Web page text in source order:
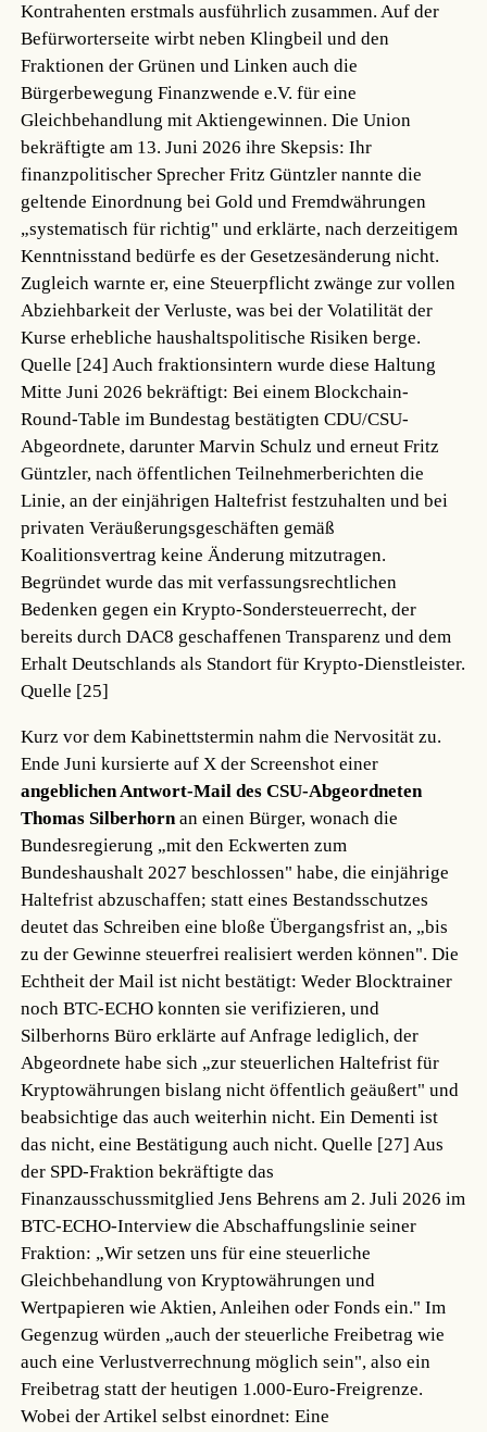
Kontrahenten erstmals ausführlich zusammen. Auf der
Befürworterseite wirbt neben Klingbeil und den
Fraktionen der Grünen und Linken auch die
Bürgerbewegung Finanzwende e.V. für eine
Gleichbehandlung mit Aktiengewinnen. Die Union
bekräftigte am 13. Juni 2026 ihre Skepsis: Ihr
finanzpolitischer Sprecher Fritz Güntzler nannte die
geltende Einordnung bei Gold und Fremdwährungen
„systematisch für richtig" und erklärte, nach derzeitigem
Kenntnisstand bedürfe es der Gesetzesänderung nicht.
Zugleich warnte er, eine Steuerpflicht zwänge zur vollen
Abziehbarkeit der Verluste, was bei der Volatilität der
Kurse erhebliche haushaltspolitische Risiken berge.
Quelle [24] Auch fraktionsintern wurde diese Haltung
Mitte Juni 2026 bekräftigt: Bei einem Blockchain-
Round-Table im Bundestag bestätigten CDU/CSU-
Abgeordnete, darunter Marvin Schulz und erneut Fritz
Güntzler, nach öffentlichen Teilnehmerberichten die
Linie, an der einjährigen Haltefrist festzuhalten und bei
privaten Veräußerungsgeschäften gemäß
Koalitionsvertrag keine Änderung mitzutragen.
Begründet wurde das mit verfassungsrechtlichen
Bedenken gegen ein Krypto-Sondersteuerrecht, der
bereits durch DAC8 geschaffenen Transparenz und dem
Erhalt Deutschlands als Standort für Krypto-Dienstleister.
Quelle [25]
Kurz vor dem Kabinettstermin nahm die Nervosität zu.
Ende Juni kursierte auf X der Screenshot einer
angeblichen Antwort-Mail des CSU-Abgeordneten
Thomas Silberhornan einen Bürger, wonach die
Bundesregierung „mit den Eckwerten zum
Bundeshaushalt 2027 beschlossen" habe, die einjährige
Haltefrist abzuschaffen; statt eines Bestandsschutzes
deutet das Schreiben eine bloße Übergangsfrist an, „bis
zu der Gewinne steuerfrei realisiert werden können". Die
Echtheit der Mail ist nicht bestätigt: Weder Blocktrainer
noch BTC-ECHO konnten sie verifizieren, und
Silberhorns Büro erklärte auf Anfrage lediglich, der
Abgeordnete habe sich „zur steuerlichen Haltefrist für
Kryptowährungen bislang nicht öffentlich geäußert" und
beabsichtige das auch weiterhin nicht. Ein Dementi ist
das nicht, eine Bestätigung auch nicht.Quelle [27] Aus
der SPD-Fraktion bekräftigte das
Finanzausschussmitglied Jens Behrens am 2. Juli 2026 im
BTC-ECHO-Interview die Abschaffungslinie seiner
Fraktion: „Wir setzen uns für eine steuerliche
Gleichbehandlung von Kryptowährungen und
Wertpapieren wie Aktien, Anleihen oder Fonds ein." Im
Gegenzug würden „auch der steuerliche Freibetrag wie
auch eine Verlustverrechnung möglich sein", also ein
Freibetrag statt der heutigen 1.000-Euro-Freigrenze.
Wobei der Artikel selbst einordnet: Eine